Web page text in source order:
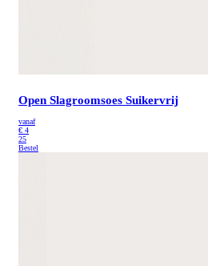
Open Slagroomsoes Suikervrij
vanaf
€ 4
25
Bestel